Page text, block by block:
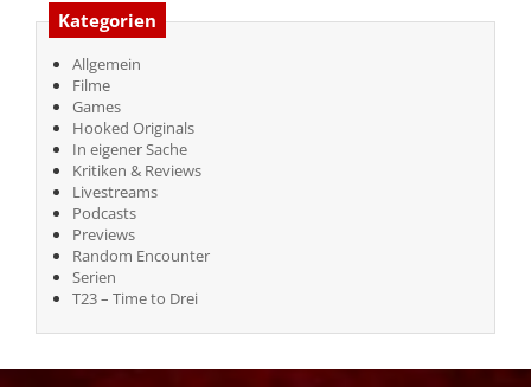
Kategorien
Allgemein
Filme
Games
Hooked Originals
In eigener Sache
Kritiken & Reviews
Livestreams
Podcasts
Previews
Random Encounter
Serien
T23 – Time to Drei